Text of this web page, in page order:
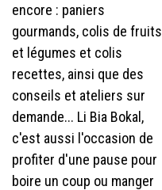
encore : paniers
gourmands, colis de fruits
et légumes et colis
recettes, ainsi que des
conseils et ateliers sur
demande... Li Bia Bokal,
c'est aussi l'occasion de
profiter d'une pause pour
boire un coup ou manger